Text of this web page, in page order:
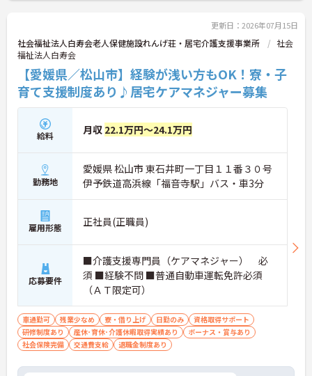
更新日：2026年07月15日
社会福祉法人白寿会老人保健施設れんげ荘・居宅介護支援事業所
社会
福祉法人白寿会
【愛媛県／松山市】経験が浅い方もOK！寮・子
育て支援制度あり♪居宅ケアマネジャー募集
給料 月収 22.1万円～24.1万円
勤務地
愛媛県 松山市 東石井町一丁目１１番３０号
伊予鉄道高浜線「福音寺駅」バス・車3分
雇用形態 正社員(正職員)
応募要件
■介護支援専門員（ケアマネジャー） 必
須 ■経験不問 ■普通自動車運転免許必須
（ＡＴ限定可）
車通勤可 残業少なめ 寮・借り上げ 日勤のみ
資格取得サポート
研修制度あり
産休･育休･介護休暇取得実績あり
ボーナス・賞与あり
社会保険完備
交通費支給 退職金制度あり